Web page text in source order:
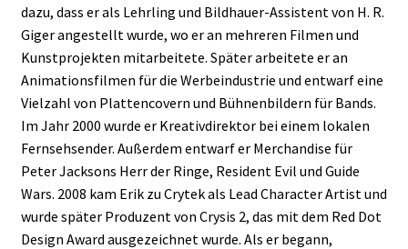
dazu, dass er als Lehrling und Bildhauer-Assistent von H. R.
Giger angestellt wurde, wo er an mehreren Filmen und
Kunstprojekten mitarbeitete. Später arbeitete er an
Animationsfilmen für die Werbeindustrie und entwarf eine
Vielzahl von Plattencovern und Bühnenbildern für Bands.
Im Jahr 2000 wurde er Kreativdirektor bei einem lokalen
Fernsehsender. Außerdem entwarf er Merchandise für
Peter Jacksons Herr der Ringe, Resident Evil und Guide
Wars. 2008 kam Erik zu Crytek als Lead Character Artist und
wurde später Produzent von Crysis 2, das mit dem Red Dot
Design Award ausgezeichnet wurde. Als er begann,